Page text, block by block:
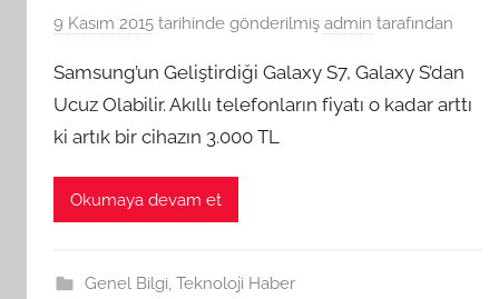
9 Kasım 2015 tarihinde gönderilmiş admin tarafından
Samsung’un Geliştirdiği Galaxy S7, Galaxy S’dan
Ucuz Olabilir. Akıllı telefonların fiyatı o kadar arttı
ki artık bir cihazın 3.000 TL
Okumaya devam et
Genel Bilgi, Teknoloji Haber